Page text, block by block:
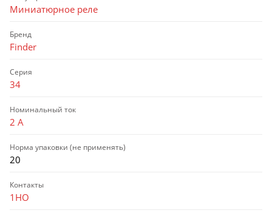
Миниатюрное реле
Бренд
Finder
Серия
34
Номинальный ток
2 А
Норма упаковки (не применять)
20
Контакты
1НО